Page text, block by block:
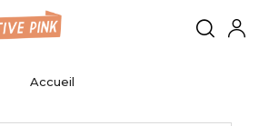
Accueil